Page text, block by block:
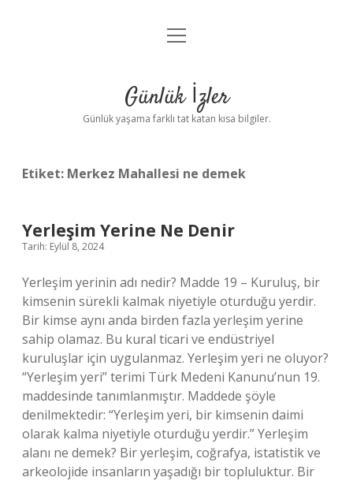
Anasayfa
Yasal Uyarı
menüyü
Günlük İzler
Günlük yaşama farklı tat katan kısa bilgiler.
Etiket: Merkez Mahallesi ne demek
Yerleşim Yerine Ne Denir
Tarih: Eylül 8, 2024
Yerleşim yerinin adı nedir? Madde 19 – Kuruluş, bir
kimsenin sürekli kalmak niyetiyle oturduğu yerdir.
Bir kimse aynı anda birden fazla yerleşim yerine
sahip olamaz. Bu kural ticari ve endüstriyel
kuruluşlar için uygulanmaz. Yerleşim yeri ne oluyor?
“Yerleşim yeri” terimi Türk Medeni Kanunu’nun 19.
maddesinde tanımlanmıştır. Maddede şöyle
denilmektedir: “Yerleşim yeri, bir kimsenin daimi
olarak kalma niyetiyle oturduğu yerdir.” Yerleşim
alanı ne demek? Bir yerleşim, coğrafya, istatistik ve
arkeolojide insanların yaşadığı bir topluluktur. Bir